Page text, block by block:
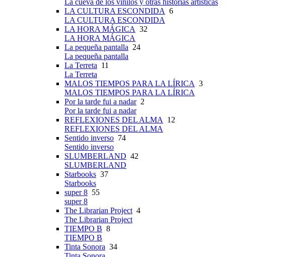
La cueva de los vinilos y otras historias artísticas
LA CULTURA ESCONDIDA 6
LA CULTURA ESCONDIDA
LA HORA MÁGICA 32
LA HORA MÁGICA
La pequeña pantalla 24
La pequeña pantalla
La Terreta 11
La Terreta
MALOS TIEMPOS PARA LA LÍRICA 3
MALOS TIEMPOS PARA LA LÍRICA
Por la tarde fui a nadar2
Por la tarde fui a nadar
REFLEXIONES DEL ALMA
12
REFLEXIONES DEL ALMA
Sentido inverso 74
Sentido inverso
SLUMBERLAND 42
SLUMBERLAND
Starbooks 37
Starbooks
super 8 55
super 8
The Librarian Project 4
The Librarian Project
TIEMPO B 8
TIEMPO B
Tinta Sonora 34